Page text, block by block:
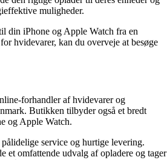
muligheder.
din iPhone og Apple Watch fra en
hvidevarer, kan du overveje at besøge
forhandler af hvidevarer og
Butikken tilbyder også et bredt
og Apple Watch.
service og hurtige levering.
et omfattende udvalg af opladere og tager